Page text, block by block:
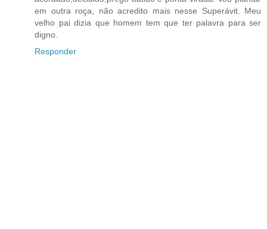
em outra roça, não acredito mais nesse Superávit. Meu
velho pai dizia que homem tem que ter palavra para ser
digno.
Responder